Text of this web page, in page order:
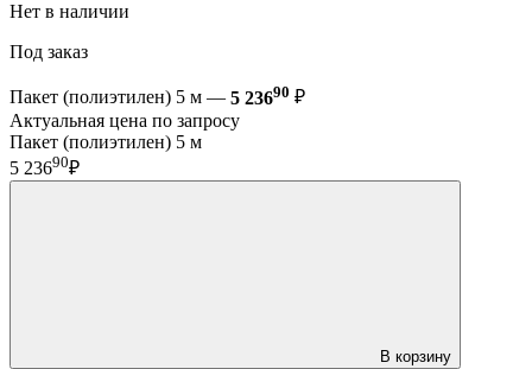
Нет в наличии
Под заказ
Пакет (полиэтилен) 5 м — 5 23690 ₽
Актуальная цена по запросу
Пакет (полиэтилен) 5 м
5 23690₽
В корзину